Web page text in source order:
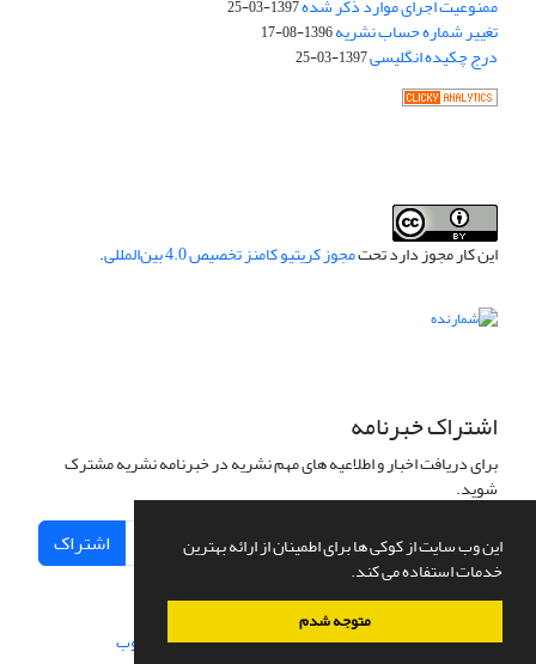
این وب سایت از کوکی ها برای اطمینان از ارائه بهترین
خدمات استفاده می کند.
متوجه شدم
ممنوعیت اجرای موارد ذکر شده1397-03-25
تغییر شماره حساب نشریه1396-08-17
درج چکیده انگلیسی1397-03-25
این کار مجوز دارد تحتمجوز کریتیو کامنز تخصیص 4.0 بین‌المللی .
اشتراک خبرنامه
برای دریافت اخبار و اطلاعیه های مهم نشریه در خبرنامه نشریه مشترک
شوید.
اشتراک
سامانه مدیریت نشریات علمی.طراحی و پیاده سازی از سیناوب